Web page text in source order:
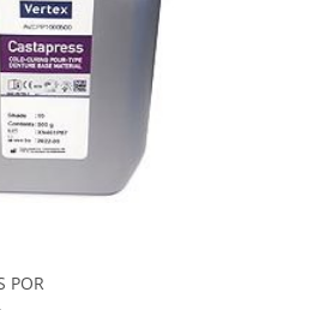
POR